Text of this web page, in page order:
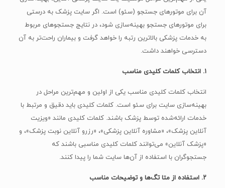
آن برای موتورهای جستجو (سئو) است. اگر سایت پزشک به درستی
برای موتورهای جستجو بهینه‌سازی شود، در نتایج جستجوهای مربوط
به خدمات پزشکی بالاترین رتبه را خواهد گرفت و بیماران راحت‌تر به آن
دسترسی خواهند داشت.
۱. انتخاب کلمات کلیدی مناسب
انتخاب کلمات کلیدی مناسب یکی از اولین و مهم‌ترین مراحل در
بهینه‌سازی سایت برای سئو است. کلمات کلیدی باید دقیق و مرتبط با
خدمات ارائه‌شده توسط پزشک باشند. کلمات کلیدی مانند «ویزیت
آنلاین پزشک»، «مشاوره آنلاین پزشکی»، «رزرو آنلاین نوبت پزشک»، و
«پزشک آنلاین» می‌توانند کلمات کلیدی مناسبی باشند که
جستجوگران با استفاده از آن‌ها سایت شما را پیدا کنند.
۲. استفاده از متا تگ‌ها و توضیحات مناسب